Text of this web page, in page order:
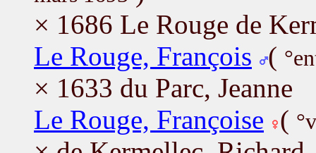
× 1686 Le Rouge de
Le Rouge, François (
× 1633 du Parc, Jeanne
Le Rouge, Françoise (